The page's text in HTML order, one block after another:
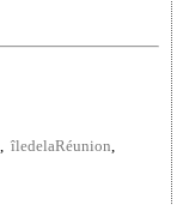
, îledelaRéunion,